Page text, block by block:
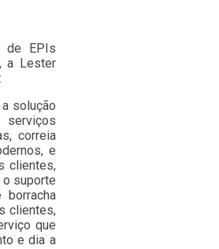
de EPIs
a Lester
solução
correia
e
clientes,
o suporte
clientes,
que
e dia a